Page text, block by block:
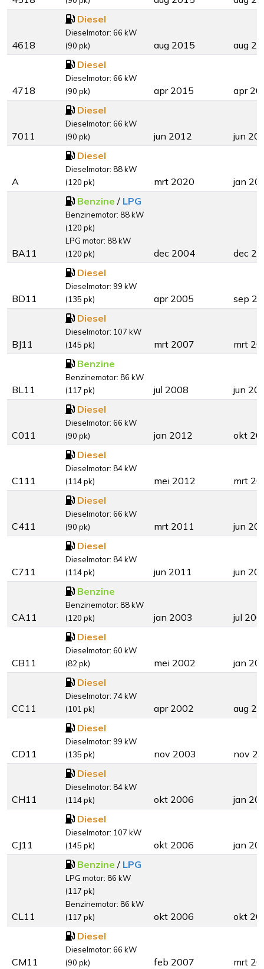
4618
Diesel
Dieselmotor: 66 kW
(90 pk)
aug 2015 aug
4718
Diesel
Dieselmotor: 66 kW
(90 pk)
apr 2015 apr
7011
Diesel
Dieselmotor: 66 kW
(90 pk)
jun 2012 jun
A
Diesel
Dieselmotor: 88 kW
(120 pk)
mrt 2020 jan
BA11
Benzine / LPG
Benzinemotor: 88 kW
(120 pk)
LPG motor: 88 kW
(120 pk)
dec 2004 dec
BD11
Diesel
Dieselmotor: 99 kW
(135 pk)
apr 2005 sep
BJ11
Diesel
Dieselmotor: 107 kW
(145 pk)
mrt 2007 mrt
BL11
Benzine
Benzinemotor: 86 kW
(117 pk)
jul 2008 jun
C011
Diesel
Dieselmotor: 66 kW
(90 pk)
jan 2012 okt
C111
Diesel
Dieselmotor: 84 kW
(114 pk)
mei 2012 mrt
C411
Diesel
Dieselmotor: 66 kW
(90 pk)
mrt 2011 jun
C711
Diesel
Dieselmotor: 84 kW
(114 pk)
jun 2011 jun
CA11
Benzine
Benzinemotor: 88 kW
(120 pk)
jan 2003 jul
CB11
Diesel
Dieselmotor: 60 kW
(82 pk)
mei 2002 jan
CC11
Diesel
Dieselmotor: 74 kW
(101 pk)
apr 2002 aug
CD11
Diesel
Dieselmotor: 99 kW
(135 pk)
nov 2003 nov
CH11
Diesel
Dieselmotor: 84 kW
(114 pk)
okt 2006 jan
CJ11
Diesel
Dieselmotor: 107 kW
(145 pk)
okt 2006 jan
CL11
Benzine / LPG
LPG motor: 86 kW
(117 pk)
Benzinemotor: 86 kW
(117 pk)
okt 2006 okt
CM11
Diesel
Dieselmotor: 66 kW
(90 pk)
feb 2007 mrt